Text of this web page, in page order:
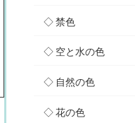
禁色
空と水の色
自然の色
花の色